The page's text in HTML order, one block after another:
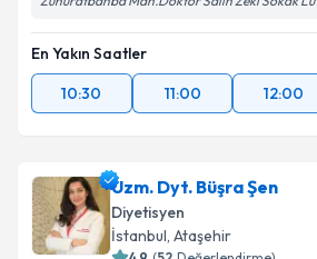
Zuhuratbanba Mah.Doktor Salih Zeki Sokak
En Yakın Saatler
10:30
11:00 12:00
Uzm. Dyt. Büşra Şen
Diyetisyen
İstanbul, Ataşehir